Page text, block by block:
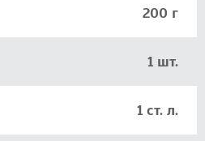
200 г
1 шт.
1 ст. л.